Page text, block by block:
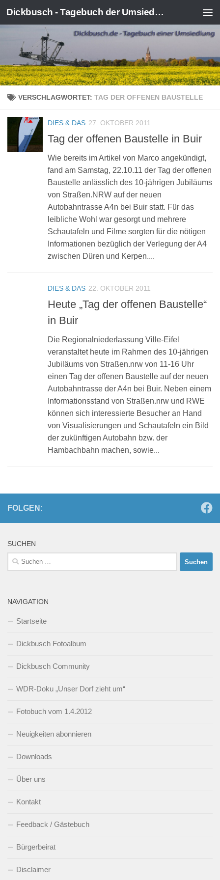
Zum Inhalt springen Dickbusch - Tagebuch der Umsiedlung von Kerpen-Manheim
VERSCHLAGWORTET: TAG DER OFFENEN BAUSTELLE
DIES & DAS 27. OKTOBER 2011
Tag der offenen Baustelle in Buir
Wie bereits im Artikel von Marco angekündigt,
fand am Samstag, 22.10.11 der Tag der offenen
Baustelle anlässlich des 10-jährigen Jubiläums
von Straßen.NRW auf der neuen
Autobahntrasse A4n bei Buir statt. Für das
leibliche Wohl war gesorgt und mehrere
Schautafeln und Filme sorgten für die nötigen
Informationen bezüglich der Verlegung der A4
zwischen Düren und Kerpen....
DIES & DAS 22. OKTOBER 2011
Heute „Tag der offenen Baustelle“
in Buir
Die Regionalniederlassung Ville-Eifel
veranstaltet heute im Rahmen des 10-jährigen
Jubiläums von Straßen.nrw von 11-16 Uhr
einen Tag der offenen Baustelle auf der neuen
Autobahntrasse der A4n bei Buir. Neben einem
Informationsstand von Straßen.nrw und RWE
können sich interessierte Besucher an Hand
von Visualisierungen und Schautafeln ein Bild
der zukünftigen Autobahn bzw. der
Hambachbahn machen, sowie...
FOLGEN:
SUCHEN
Suchen
nach:
NAVIGATION
Startseite
Dickbusch Fotoalbum
Dickbusch Community
WDR-Doku „Unser Dorf zieht um“
Fotobuch vom 1.4.2012
Neuigkeiten abonnieren
Downloads
Über uns
Kontakt
Feedback / Gästebuch
Bürgerbeirat
Disclaimer